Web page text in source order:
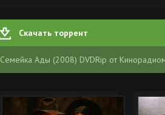
Скачать торрент
Семейка Ады (2008) DVDRip от